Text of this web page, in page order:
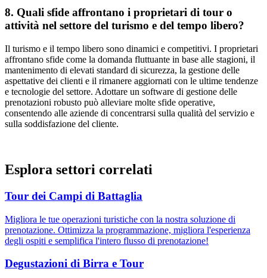
8. Quali sfide affrontano i proprietari di tour o
attività nel settore del turismo e del tempo libero?
Il turismo e il tempo libero sono dinamici e competitivi. I proprietari
affrontano sfide come la domanda fluttuante in base alle stagioni, il
mantenimento di elevati standard di sicurezza, la gestione delle
aspettative dei clienti e il rimanere aggiornati con le ultime tendenze
e tecnologie del settore. Adottare un software di gestione delle
prenotazioni robusto può alleviare molte sfide operative,
consentendo alle aziende di concentrarsi sulla qualità del servizio e
sulla soddisfazione del cliente.
Esplora settori correlati
Tour dei Campi di Battaglia
Migliora le tue operazioni turistiche con la nostra soluzione di
prenotazione. Ottimizza la programmazione, migliora l'esperienza
degli ospiti e semplifica l'intero flusso di prenotazione!
Degustazioni di Birra e Tour